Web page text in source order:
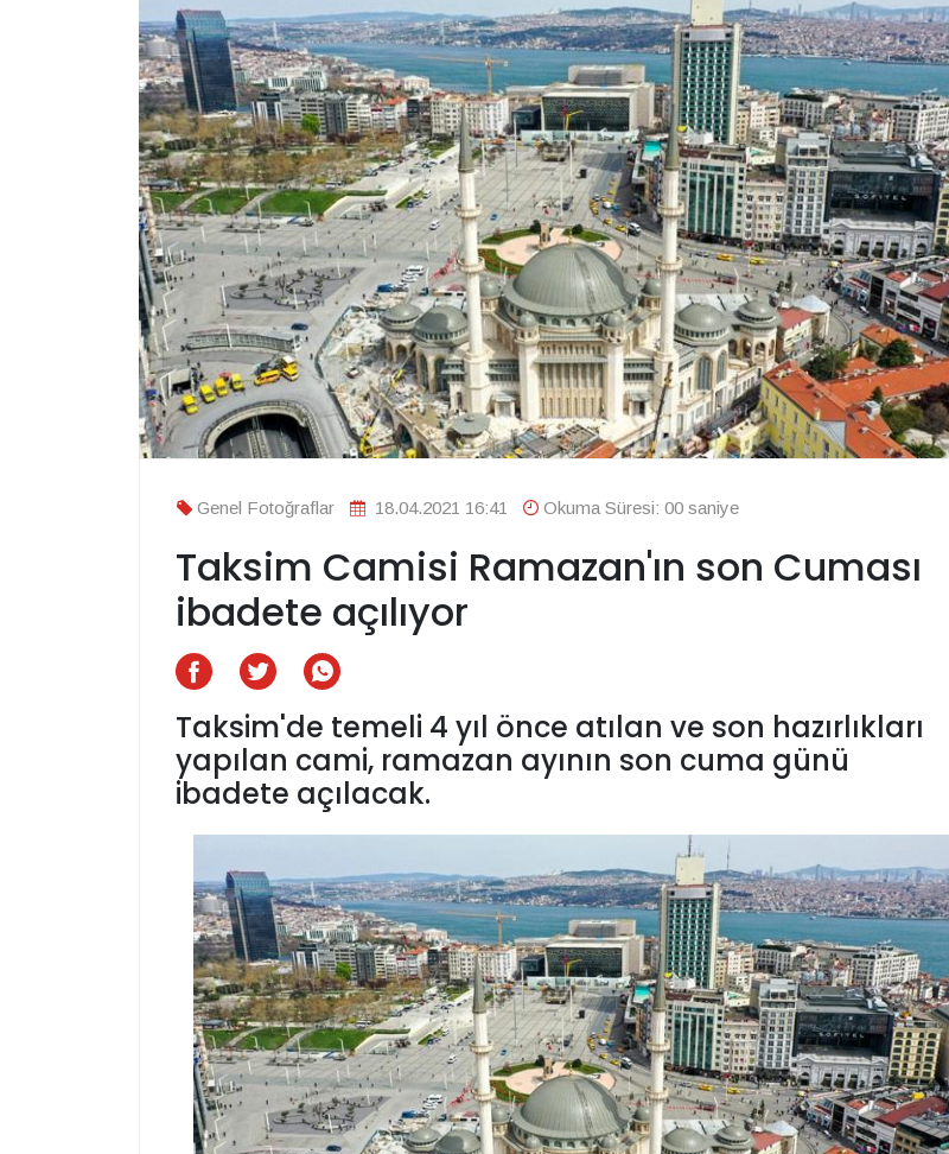
Genel Fotoğraflar 18.04.2021 16:41 Okuma Süresi: 00 saniye
Taksim Camisi Ramazan'ın son Cuması
ibadete açılıyor
Taksim'de temeli 4 yıl önce atılan ve son hazırlıkları
yapılan cami, ramazan ayının son cuma günü
ibadete açılacak.